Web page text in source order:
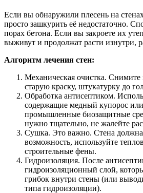
Если вы обнаружили плесень на
просто зашкурить её недостаточно.
порах бетона. Если вы закроете их
выживут и продолжат расти изнутри,
Алгоритм лечения стен:
Механическая очистка. Снимите
старую краску, штукатурку до
Обработка антисептиком.
содержащие медный купорос
промышленные биозащитные
нужно тщательно, не жалейте
Сушка. Это важно. Стена должна
возможность, используйте
строительные фены.
Гидроизоляция. После
гидроизоляционный слой,
грибок внутри стены (или
типа гидроизоляции).